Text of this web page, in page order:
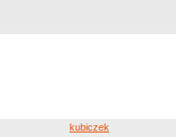
kubiczek